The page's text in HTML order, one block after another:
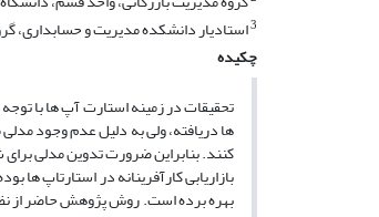
3استادیار دانشکده مدیریت و حسابداری،
چکیده
تحقیقات در زمینه استارت آپ ها با
ها دریافته، ولی به دلیل عدم وجود
کنند. بنابراین ضرورت تدوین مدلی
بازاریابی کارآفرینانه در استارتاپ
بهره برده است. روش پژوهش‌ حاضر از نظر